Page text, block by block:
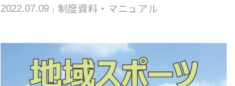
2022.07.09 制度資料・マニュアル